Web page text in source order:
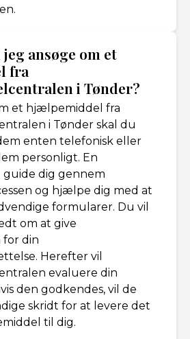
ansøge om et
fra
i Tønder?
et hjælpemiddel fra
i Tønder skal du
enten telefonisk eller
personligt. En
guide dig gennem
og hjælpe dig med at
formularer. Du vil
om at give
din
Herefter vil
evaluere din
den godkendes, vil de
skridt for at levere det
til dig.